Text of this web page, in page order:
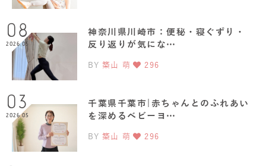
08
2026.05
神奈川県川崎市：便秘・寝ぐずり・
反り返りが気にな…
BY 築山 萌 296
03
2026.05
千葉県千葉市|赤ちゃんとのふれあい
を深めるベビーヨ…
BY 築山 萌 296